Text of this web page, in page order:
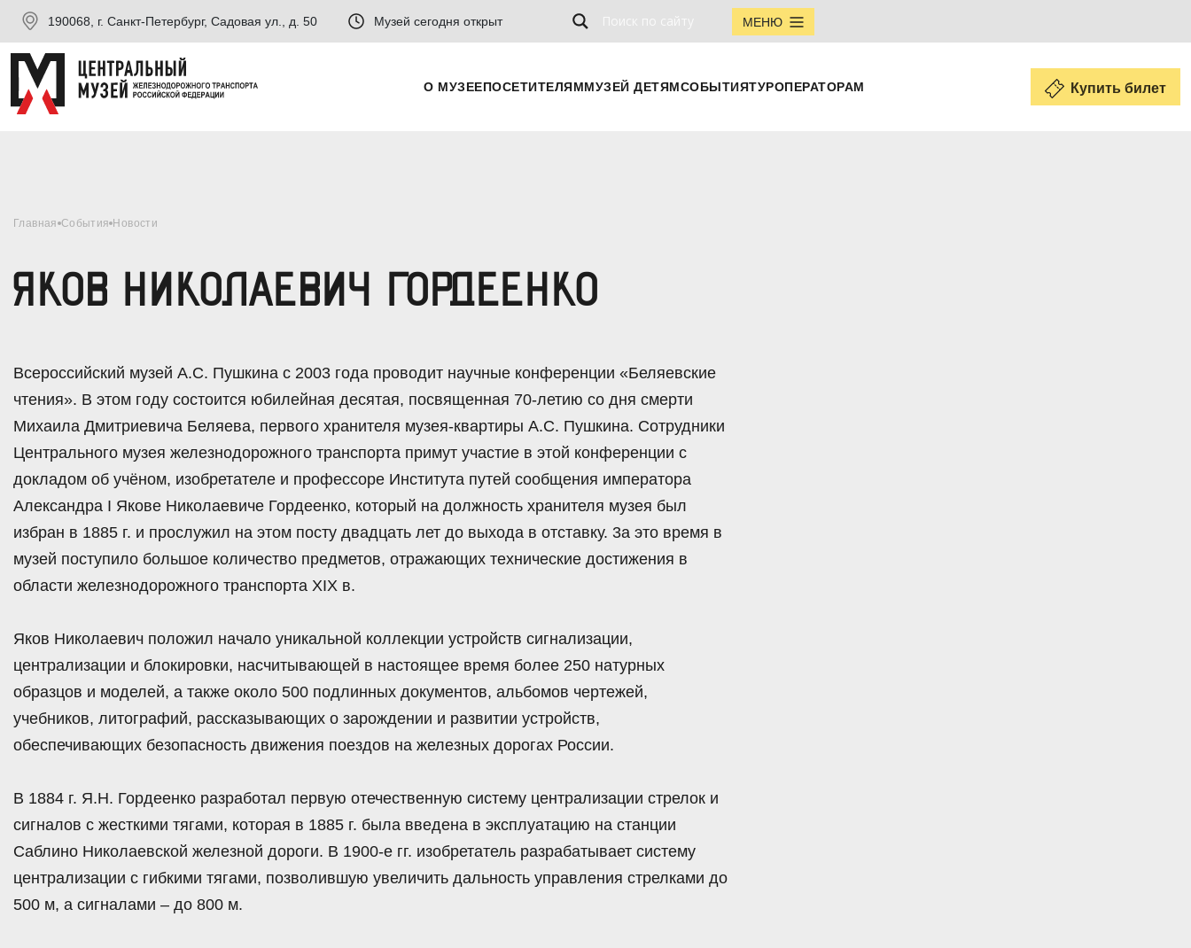
190068, г. Санкт-Петербург, Садовая ул., д. 50 Музей сегодня открыт МЕНЮ
О МУЗЕЕПОСЕТИТЕЛЯММУЗЕЙ ДЕТЯМСОБЫТИЯТУРОПЕРАТОРАМ Купить билет
Главная События Новости
ЯКОВ НИКОЛАЕВИЧ ГОРДЕЕНКО
Всероссийский музей А.С. Пушкина с 2003 года проводит научные конференции «Беляевские
чтения». В этом году состоится юбилейная десятая, посвященная 70-летию со дня смерти
Михаила Дмитриевича Беляева, первого хранителя музея-квартиры А.С. Пушкина. Сотрудники
Центрального музея железнодорожного транспорта примут участие в этой конференции с
докладом об учёном, изобретателе и профессоре Института путей сообщения императора
Александра I Якове Николаевиче Гордеенко, который на должность хранителя музея был
избран в 1885 г. и прослужил на этом посту двадцать лет до выхода в отставку. 3a это время в
музей поступило большое количество предметов, отражающих технические достижения в
области железнодорожного транспорта XIX в.
Яков Николаевич положил начало уникальной коллекции устройств сигнализации,
централизации и блокировки, насчитывающей в настоящее время более 250 натурных
образцов и моделей, а также около 500 подлинных документов, альбомов чертежей,
учебников, литографий, рассказывающих о зарождении и развитии устройств,
обеспечивающих безопасность движения поездов на железных дорогах России.
В 1884 г. Я.Н. Гордеенко разработал первую отечественную систему централизации стрелок и
сигналов с жесткими тягами, которая в 1885 г. была введена в эксплуатацию на станции
Саблино Николаевской железной дороги. В 1900-е гг. изобретатель разрабатывает систему
централизации с гибкими тягами, позволившую увеличить дальность управления стрелками до
500 м, а сигналами – до 800 м.